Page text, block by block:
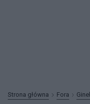
Strona główna Fora